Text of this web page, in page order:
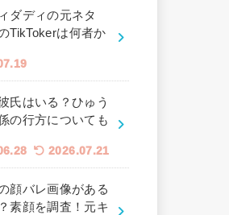
ダディの元ネタ
TikTokerは何者か
氏はいる？ひゅう
の行方についても
2026.07.21
顔バレ画像がある
素顔を調査！元キ